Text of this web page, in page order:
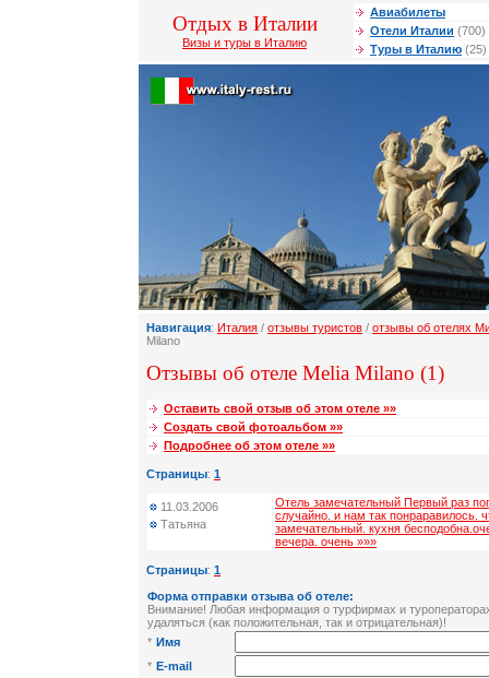
Отдых в Италии
Визы и туры в Италию
Авиабилеты
Отели Италии (700)
Туры в Италию (25)
Навигация: Италия / отзывы туристов / отзывы об отелях
Milano
Отзывы об отеле Melia Milano (1)
Оставить свой отзыв об этом отеле »»
Создать свой фотоальбом »»
Подробнее об этом отеле »»
Страницы: 1
11.03.2006
Татьяна
Отель замечательный Первый раз
случайно. и нам так понраравилось.
замечательный. кухня
вечера. очень »»»
Страницы: 1
Форма отправки отзыва об отеле:
Внимание! Любая информация о турфирмах и
удаляться (как положительная, так и отрицательная)!
* Имя
* E-mail